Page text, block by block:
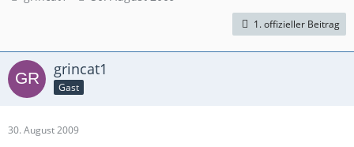
1. offizieller Beitrag
grincat1
Gast
30. August 2009